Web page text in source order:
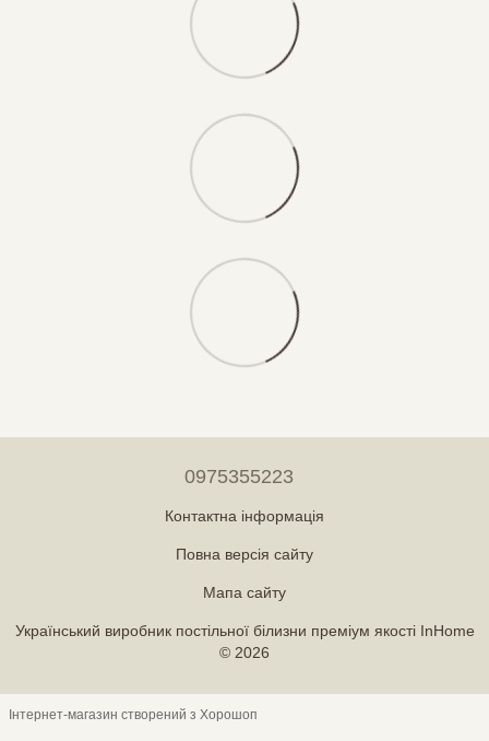
0975355223
Контактна інформація
Повна версія сайту
Мапа сайту
Український виробник постільної білизни преміум якості InHome
© 2026
Інтернет-магазин створений з Хорошоп